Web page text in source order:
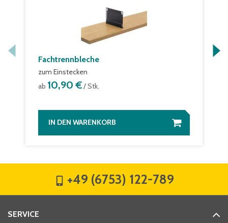
Fachtrennbleche
zum Einstecken
ab 10,90 €/ Stk.
IN DEN WARENKORB
+49 (6753) 122-789
SERVICE